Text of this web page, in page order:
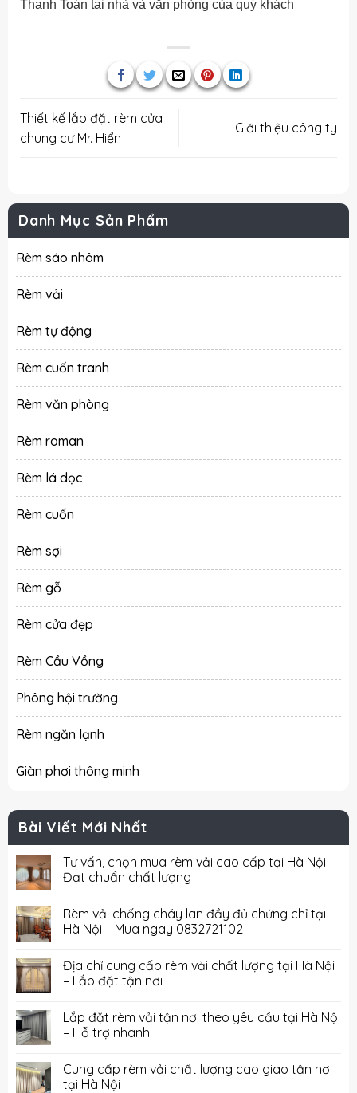
Thanh Toán tại nhà và văn phòng của quý khách
Thiết kế lắp đặt rèm cửa
chung cư Mr. Hiển
Giới thiệu công ty
Danh Mục Sản Phẩm
Rèm sáo nhôm
Rèm vải
Rèm tự động
Rèm cuốn tranh
Rèm văn phòng
Rèm roman
Rèm lá dọc
Rèm cuốn
Rèm sợi
Rèm gỗ
Rèm cửa đẹp
Rèm Cầu Vồng
Phông hội trường
Rèm ngăn lạnh
Giàn phơi thông minh
Bài Viết Mới Nhất
Tư vấn, chọn mua rèm vải cao cấp tại Hà Nội –
Đạt chuẩn chất lượng
Rèm vải chống cháy lan đầy đủ chứng chỉ tại
Hà Nội – Mua ngay 0832721102
Địa chỉ cung cấp rèm vải chất lượng tại Hà Nội
– Lắp đặt tận nơi
Lắp đặt rèm vải tận nơi theo yêu cầu tại Hà Nội
– Hỗ trợ nhanh
Cung cấp rèm vải chất lượng cao giao tận nơi
tại Hà Nội